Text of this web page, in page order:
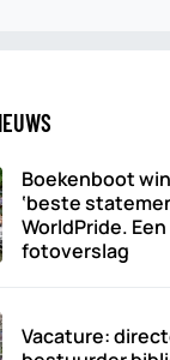
Boekenboot
‘beste
WorldPride. Een
fotoverslag
Vacature: